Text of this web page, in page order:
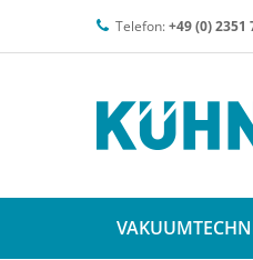
Telefon:+49 (0) 2351